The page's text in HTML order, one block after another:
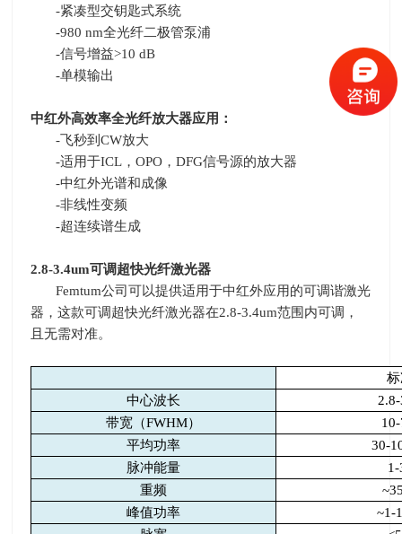
-紧凑型交钥匙式系统
-980 nm全光纤二极管泵浦
-信号增益>10 dB
-单模输出
中红外高效率全光纤放大器应用：
-飞秒到CW放大
-适用于ICL ，OPO ，DFG信号源的放大器
-中红外光谱和成像
-非线性变频
-超连续谱生成
2.8-3.4um可调超快光纤激光器
Femtum公司可以提供适用于中红外应用的可调谐激光
器，这款可调超快光纤激光器在2.8-3.4um范围内可调，
且无需对准。
中心波长
带宽（FWHM）
平均功率
30-
脉冲能量
1-
重频
峰值功率
~1-